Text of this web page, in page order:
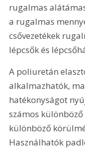
rugalmas
a rugalmas
csővezetékek
lépcsők és
A poliuretán
alkalmazhatók,
hatékonyságot
számos
különböző
Használhatók